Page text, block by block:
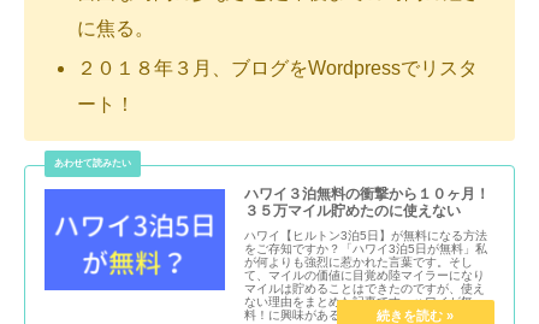
に焦る。
２０１８年３月、ブログをWordpressでリスタ
ート！
ハワイ３泊無料の衝撃から１０ヶ月！
３５万マイル貯めたのに使えない
ハワイ【ヒルトン3泊5日】が無料になる方法
をご存知ですか？「ハワイ3泊5日が無料」私
が何よりも強烈に惹かれた言葉です。そし
て、マイルの価値に目覚め陸マイラーになり
マイルは貯めることはできたのですが、使え
ない理由をまとめた記事です。ハワイが無
料！に興味がある方は読んでみて下さい。